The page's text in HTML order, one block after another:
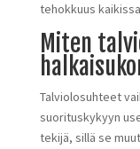
tehokkuus
Miten
Talviolosuhteet
suorituskykyyn
tekijä, sillä se